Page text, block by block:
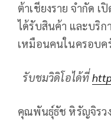
ต้าเชียงราย จำกัด เ
ได้รับสินค้า และบริก
เหมือนคนในครอบค
รับชมวิดิโอได้ที่
คุณพันธุ์ธัช หิรัญจิรว